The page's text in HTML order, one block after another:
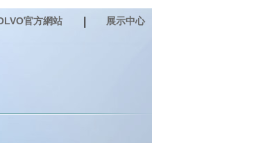
展示中心
官方網站